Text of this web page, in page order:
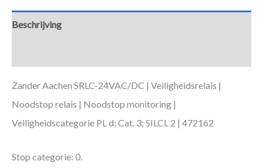
Beschrijving
Zander Aachen SRLC-24VAC/DC | Veiligheidsrelais |
Noodstop relais | Noodstop monitoring |
Veiligheidscategorie PL d; Cat. 3; SILCL 2 | 472162
Stop categorie: 0.